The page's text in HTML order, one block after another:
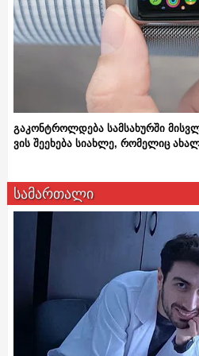
გაკონტროლდება სამსახურში
ვის შეეხება სიახლე, რომელიც
სამართალი